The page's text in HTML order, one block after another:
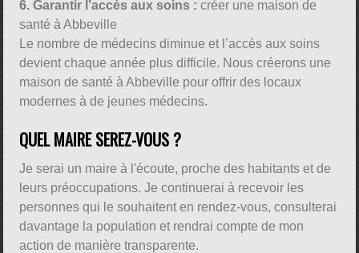
6. Garantir l’accès aux soins : créer une maison de
santé à Abbeville
Le nombre de médecins diminue et l’accès aux soins
devient chaque année plus difficile. Nous créerons une
maison de santé à Abbeville pour offrir des locaux
modernes à de jeunes médecins.
QUEL MAIRE SEREZ-VOUS ?
Je serai un maire à l'écoute, proche des habitants et de
leurs préoccupations. Je continuerai à recevoir les
personnes qui le souhaitent en rendez-vous, consulterai
davantage la population et rendrai compte de mon
action de manière transparente.